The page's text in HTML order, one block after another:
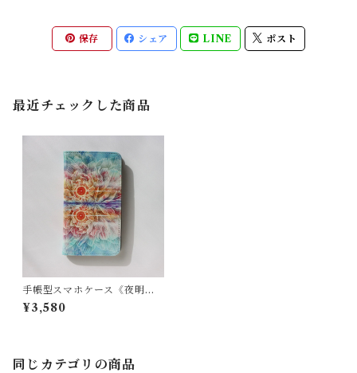
保存 シェア LINE ポスト
最近チェックした商品
手帳型スマホケース《夜明け
の花》全機種対応・Mサイズ
¥3,580
同じカテゴリの商品